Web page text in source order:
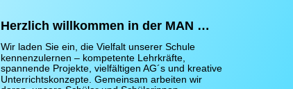
Herzlich willkommen in der MAN …
Wir laden Sie ein, die Vielfalt unserer Schule
kennenzulernen – kompetente Lehrkräfte,
spannende Projekte, vielfältigen AG´s und kreative
Unterrichtskonzepte. Gemeinsam arbeiten wir